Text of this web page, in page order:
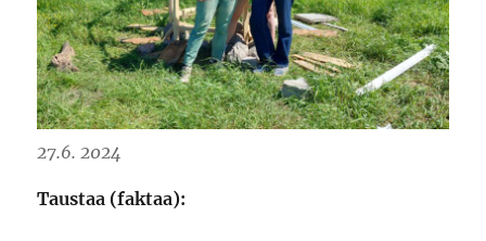
27.6. 2024
Taustaa (faktaa):